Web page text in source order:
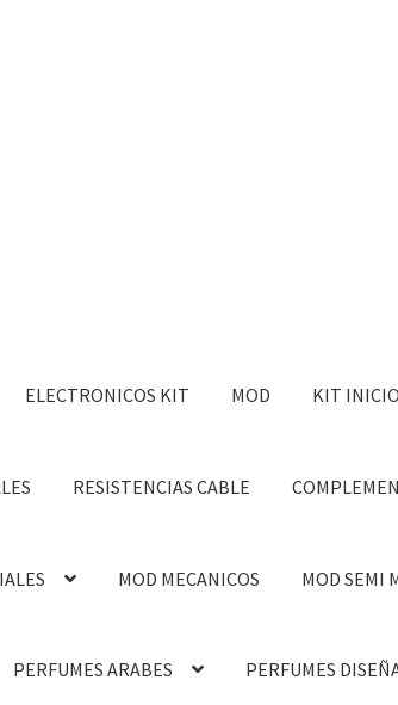
ELECTRONICOS KIT MOD KIT INICIO
RESISTENCIAS CABLE
MOD MECANICOS MOD SEMI
PERFUMES ARABES PERFUMES